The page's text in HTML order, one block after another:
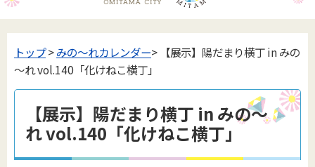
トップ>みの〜れカレンダー> 【展示】陽だまり横丁 in みの
～れ vol.140「化けねこ横丁」
【展示】陽だまり横丁 in みの～
れ vol.140「化けねこ横丁」